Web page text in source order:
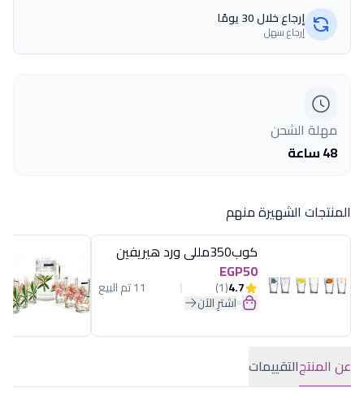
إرجاع خلال 30 يومًا
إرجاع سهل
مهلة الشحن
48 ساعة
المنتجات الشهيرة منهم
كوب350مللى ورد هيريفين
EGP50
4.7
(1) 11 تم البيع
اشترِ الآن
عن المنتجالتقييمات